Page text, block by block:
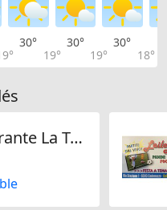
30°
19°
30°
19°
30°
18°
Hotel e Ristorante La Tureta